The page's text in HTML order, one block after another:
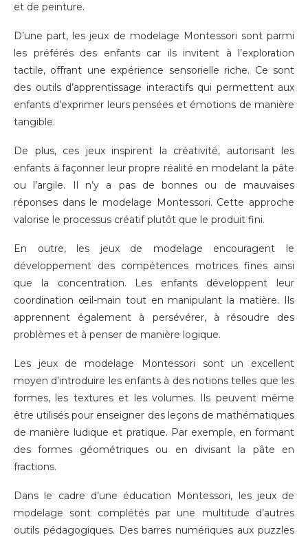
et de peinture.
D’une part, les jeux de modelage Montessori sont parmi
les préférés des enfants car ils invitent à l’exploration
tactile, offrant une expérience sensorielle riche. Ce sont
des outils d’apprentissage interactifs qui permettent aux
enfants d’exprimer leurs pensées et émotions de manière
tangible.
De plus, ces jeux inspirent la créativité, autorisant les
enfants à façonner leur propre réalité en modelant la pâte
ou l’argile. Il n’y a pas de bonnes ou de mauvaises
réponses dans le modelage Montessori. Cette approche
valorise le processus créatif plutôt que le produit fini.
En outre, les jeux de modelage encouragent le
développement des compétences motrices fines ainsi
que la concentration. Les enfants développent leur
coordination œil-main tout en manipulant la matière. Ils
apprennent également à persévérer, à résoudre des
problèmes et à penser de manière logique.
Les jeux de modelage Montessori sont un excellent
moyen d’introduire les enfants à des notions telles que les
formes, les textures et les volumes. Ils peuvent même
être utilisés pour enseigner des leçons de mathématiques
de manière ludique et pratique. Par exemple, en formant
des formes géométriques ou en divisant la pâte en
fractions.
Dans le cadre d’une éducation Montessori, les jeux de
modelage sont complétés par une multitude d’autres
outils pédagogiques. Des barres numériques aux puzzles